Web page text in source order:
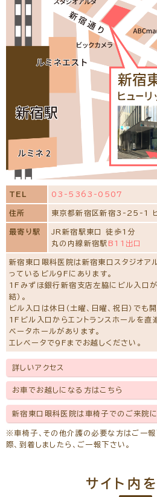
TEL 03-5363-0507
住所 東京都新宿区新宿3-25-1 ヒ
最寄り駅
JR新宿駅東口 徒歩1分
丸の内線新宿駅 B11出口
新宿東口眼科医院は新宿東口スタジオア
っているビル9Fにあります。
1Fみずほ銀行新宿支店左脇にビル入口
結）。
ビル入口は休日（土曜、日曜、祝日）でも
1Fビル入口からエントランスホールを直
ベータホールがあります。
エレベータで9Fまでお越しください。
詳しいアクセス
お車でお越しになる方はこちら
新宿東口眼科医院は車椅子でのご来院に
※車椅子、その他介護の必要な方はご一報
際、到着しましたら、ご一報下さい。
サイト内